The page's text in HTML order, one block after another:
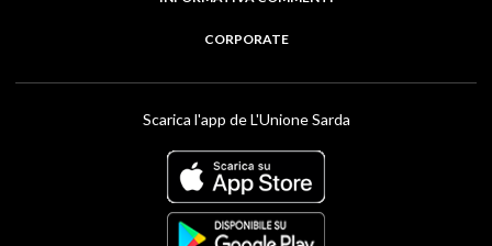
CORPORATE
Scarica l'app de L'Unione Sarda